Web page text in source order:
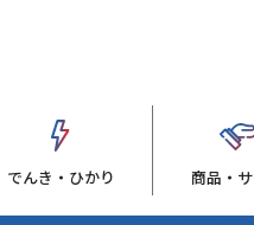
でんき・ひかり 商品・